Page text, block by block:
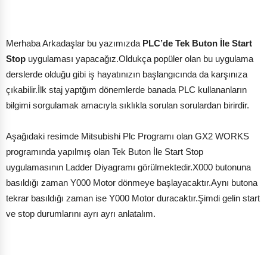
Merhaba Arkadaşlar bu yazımızda PLC’de Tek Buton İle Start
Stop uygulaması yapacağız.Oldukça popüler olan bu uygulama
derslerde olduğu gibi iş hayatınızın başlangıcında da karşınıza
çıkabilir.İlk staj yaptğım dönemlerde banada PLC kullananların
bilgimi sorgulamak amacıyla sıklıkla sorulan sorulardan birirdir.
Aşağıdaki resimde Mitsubishi Plc Programı olan GX2 WORKS
programında yapılmış olan Tek Buton İle Start Stop
uygulamasının Ladder Diyagramı görülmektedir.X000 butonuna
basıldığı zaman Y000 Motor dönmeye başlayacaktır.Aynı butona
tekrar basıldığı zaman ise Y000 Motor duracaktır.Şimdi gelin start
ve stop durumlarını ayrı ayrı anlatalım.